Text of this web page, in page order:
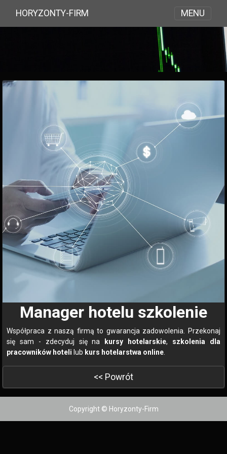
HORYZONTY-FIRM MENU
Manager hotelu szkolenie
Współpraca z naszą firmą to gwarancja zadowolenia. Przekonaj
się sam - zdecyduj się na
kursy hotelarskie, szkolenia dla
pracowników hoteli lub kurs hotelarstwa online.
<< Powrót
Copyright © Horyzonty-Firm